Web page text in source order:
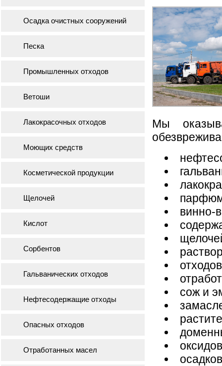
Мы
винно-
сож и
Осадка очистных сооружений
Песка
Промышленных отходов
Ветоши
Лакокрасочных отходов
Моющих средств
Косметической продукции
Щелочей
Кислот
Сорбентов
Гальванических отходов
Нефтесодержащие отходы
Опасных отходов
Отработанных масел